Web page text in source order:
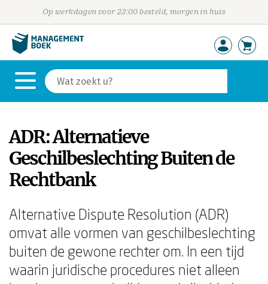
Op werkdagen voor 23:00 besteld, morgen in huis
ADR: Alternatieve
Geschilbeslechting Buiten de
Rechtbank
Alternative Dispute Resolution (ADR)
omvat alle vormen van geschilbeslechting
buiten de gewone rechter om. In een tijd
waarin juridische procedures niet alleen